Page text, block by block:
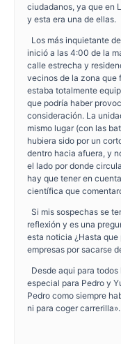
ciudadanos, ya que en
y esta era una de ellas.
Los más inquietante
inició a las 4:00 de la
calle estrecha y
vecinos de la zona que
estaba totalmente
que podría haber
consideración. La
mismo lugar (con las
hubiera sido por un
dentro hacia afuera, y
el lado por donde
hay que tener en
científica que
Si mis sospechas se
reflexión y es una
esta noticia ¿Hasta
empresas por sacarse
Desde aqui para
especial para Pedro y
Pedro como siempre
ni para coger carrerilla».